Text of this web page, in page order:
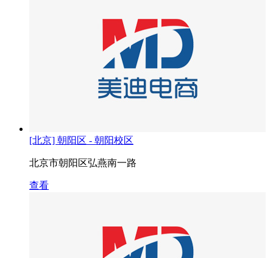
[北京] 朝阳区 - 朝阳校区
北京市朝阳区弘燕南一路
查看